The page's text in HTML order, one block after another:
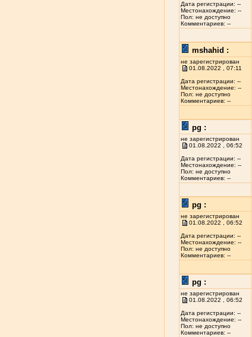
Дата регистрации: --
Местонахождение: --
Пол: не доступно
Комментариев: --
mshahid :
не зарегистрирован
01.08.2022 , 07:11
Дата регистрации: --
Местонахождение: --
Пол: не доступно
Комментариев: --
pg :
не зарегистрирован
01.08.2022 , 06:52
Дата регистрации: --
Местонахождение: --
Пол: не доступно
Комментариев: --
pg :
не зарегистрирован
01.08.2022 , 06:52
Дата регистрации: --
Местонахождение: --
Пол: не доступно
Комментариев: --
pg :
не зарегистрирован
01.08.2022 , 06:52
Дата регистрации: --
Местонахождение: --
Пол: не доступно
Комментариев: --